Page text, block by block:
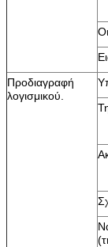
Προδιαγραφή
λογισμικού.